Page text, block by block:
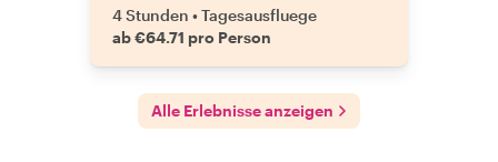
4 Stunden •Tagesausfluege
ab €64.71 pro Person
Alle Erlebnisse anzeigen